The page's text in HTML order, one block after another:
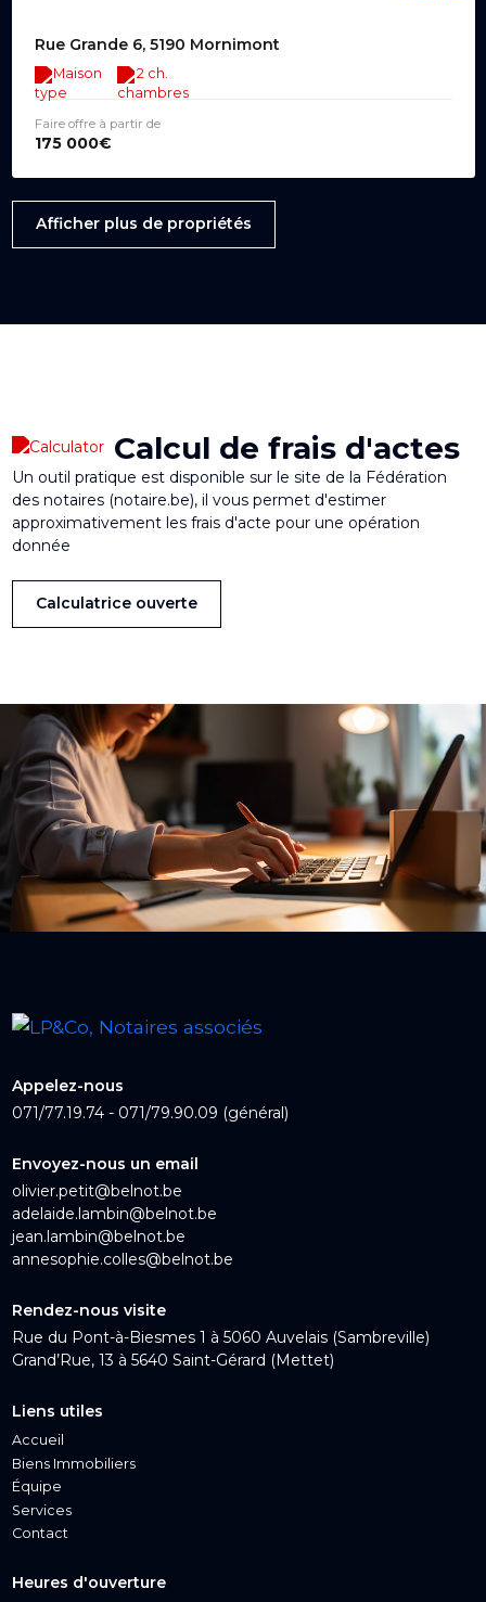
Rue Grande 6, 5190 Mornimont
Maison 2 ch.
Faire offre à partir de
175 000€
Afficher plus de propriétés
Calcul de frais d'actes
Un outil pratique est disponible sur le site de la Fédération
des notaires (notaire.be), il vous permet d'estimer
approximativement les frais d'acte pour une opération
donnée
Calculatrice ouverte
Appelez-nous
071/77.19.74 - 071/79.90.09 (général)
Envoyez-nous un email
olivier.petit@belnot.be
adelaide.lambin@belnot.be
jean.lambin@belnot.be
annesophie.colles@belnot.be
Rendez-nous visite
Rue du Pont-à-Biesmes 1 à 5060 Auvelais (Sambreville)
Grand’Rue, 13 à 5640 Saint-Gérard (Mettet)
Heures d'ouverture
Liens utiles
Accueil
Biens Immobiliers
Équipe
Services
Contact